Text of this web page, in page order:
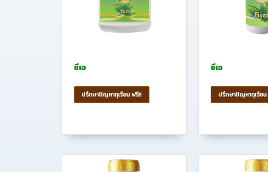
ซีเอ
ปรึกษาปัญหาทุเรียน ฟรี!!
ซีเอ
ปรึกษาปัญหาทุเรีย